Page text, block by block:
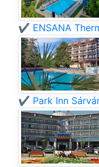
✔️ ENSANA
✔️ Park Inn